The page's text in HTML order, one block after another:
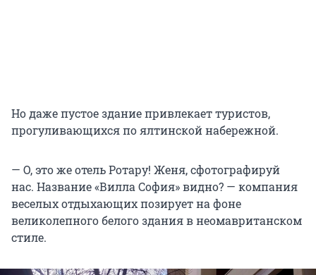
Но даже пустое здание привлекает туристов,
прогуливающихся по ялтинской набережной.
— О, это же отель Ротару! Женя, сфотографируй
нас. Название «Вилла София» видно? — компания
веселых отдыхающих позирует на фоне
великолепного белого здания в неомавританском
стиле.